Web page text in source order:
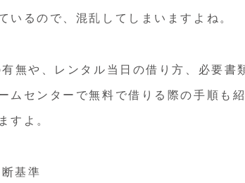
いるので、混乱してしまいますよね。
無や、レンタル当日の借り方、必要書
ムセンターで無料で借りる際の手順も
すよ。
基準